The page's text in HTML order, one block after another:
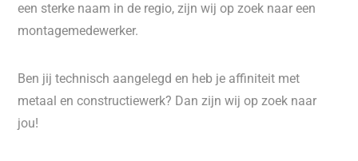
een sterke naam in de regio, zijn wij op zoek naar een
montagemedewerker.
Ben jij technisch aangelegd en heb je affiniteit met
metaal en constructiewerk? Dan zijn wij op zoek naar
jou!